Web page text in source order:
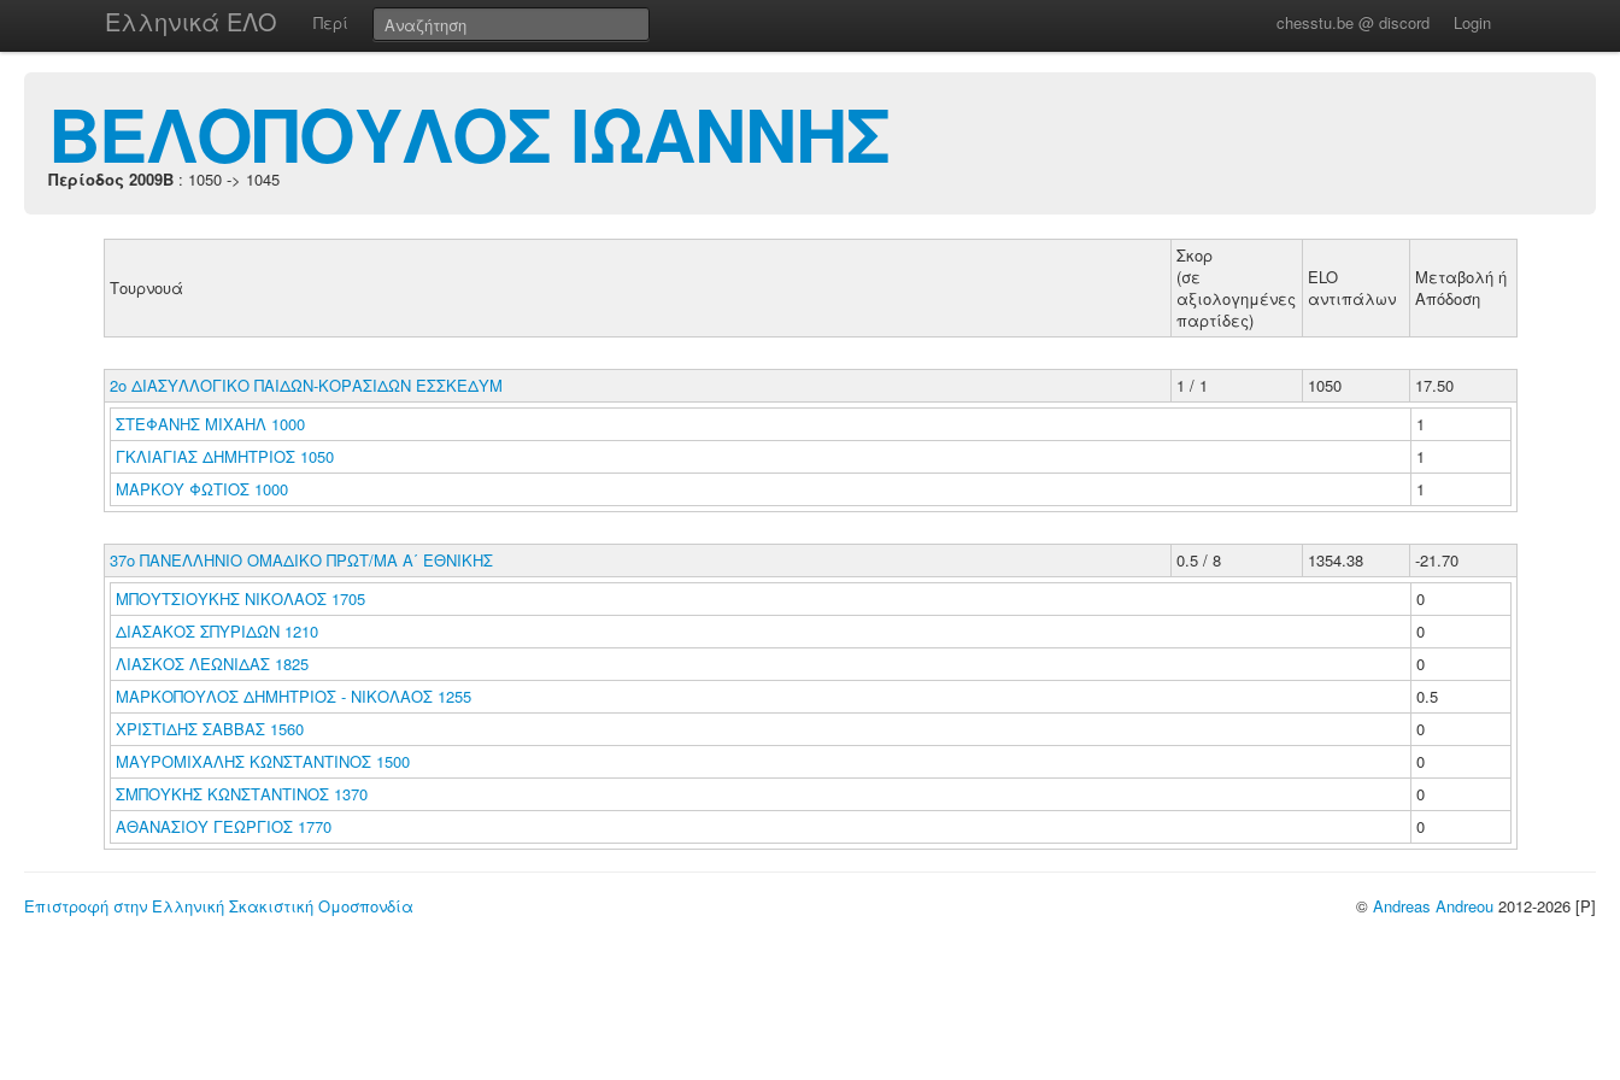
Ελληνικά ΕΛΟ Περί chesstu.be @ discord Login
ΒΕΛΟΠΟΥΛΟΣ ΙΩΑΝΝΗΣ
Περίοδος 2009B : 1050 -> 1045
Τουρνουά
Σκορ
(σε
αξιολογημένες
παρτίδες)
ELO
αντιπάλων
Μεταβολή ή
Απόδοση
2ο ΔΙΑΣΥΛΛΟΓΙΚΟ ΠΑΙΔΩΝ-ΚΟΡΑΣΙΔΩΝ ΕΣΣΚΕΔΥΜ 1 / 1 1050
17.50
ΣΤΕΦΑΝΗΣ ΜΙΧΑΗΛ 1000
1
ΓΚΛΙΑΓΙΑΣ ΔΗΜΗΤΡΙΟΣ 1050
1
ΜΑΡΚΟΥ ΦΩΤΙΟΣ 1000
1
37ο ΠΑΝΕΛΛΗΝΙΟ ΟΜΑΔΙΚΟ ΠΡΩΤ/ΜΑ Α΄ ΕΘΝΙΚΗΣ 0.5 / 8 1354.38
-21.70
ΜΠΟΥΤΣΙΟΥΚΗΣ ΝΙΚΟΛΑΟΣ 1705
0
ΔΙΑΣΑΚΟΣ ΣΠΥΡΙΔΩΝ 1210
0
ΛΙΑΣΚΟΣ ΛΕΩΝΙΔΑΣ 1825
0
ΜΑΡΚΟΠΟΥΛΟΣ ΔΗΜΗΤΡΙΟΣ - ΝΙΚΟΛΑΟΣ 1255
0.5
ΧΡΙΣΤΙΔΗΣ ΣΑΒΒΑΣ 1560
0
ΜΑΥΡΟΜΙΧΑΛΗΣ ΚΩΝΣΤΑΝΤΙΝΟΣ 1500
0
ΣΜΠΟΥΚΗΣ ΚΩΝΣΤΑΝΤΙΝΟΣ 1370
0
ΑΘΑΝΑΣΙΟΥ ΓΕΩΡΓΙΟΣ 1770
0
Επιστροφή στην Ελληνική Σκακιστική Ομοσπονδία © Andreas Andreou 2012-2026 [P]